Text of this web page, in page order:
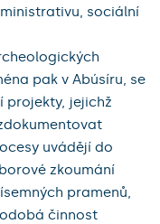
sociální
pak v Abúsíru, se
projekty, jejichž
uvádějí do
zkoumání
pramenů,
činnost